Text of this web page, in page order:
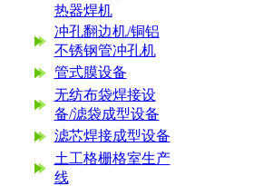
热器焊机
冲孔翻边机/铜铝
不锈钢管冲孔机
管式膜设备
无纺布袋焊接设
备/滤袋成型设备
滤芯焊接成型设备
土工格栅格室生产
线